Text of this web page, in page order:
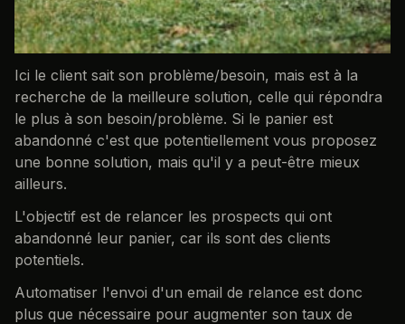
Ici le client sait son problème/besoin, mais est à la
recherche de la meilleure solution, celle qui répondra
le plus à son besoin/problème. Si le panier est
abandonné c'est que potentiellement vous proposez
une bonne solution, mais qu'il y a peut-être mieux
ailleurs.
L'objectif est de relancer les prospects qui ont
abandonné leur panier, car ils sont des clients
potentiels.
Automatiser l'envoi d'un email de relance est donc
plus que nécessaire pour augmenter son taux de